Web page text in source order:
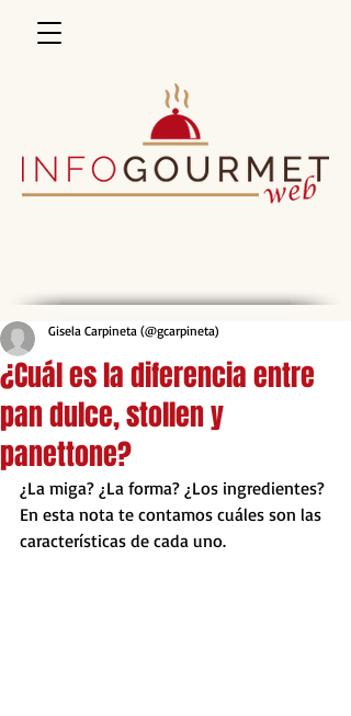
¿Cuál es la diferencia entre
pan dulce, stollen y
panettone?
Gisela Carpineta (@gcarpineta)
¿La miga? ¿La forma? ¿Los ingredientes?
En esta nota te contamos cuáles son las
características de cada uno.